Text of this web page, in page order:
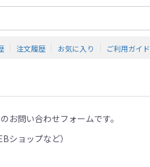
注文履歴 お気に入り ご利用ガイド
のお問い合わせフォームです。
ショップなど）